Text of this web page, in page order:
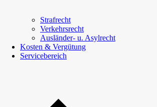
Strafrecht
Verkehrsrecht
Ausländer- u. Asylrecht
Kosten & Vergütung
Servicebereich